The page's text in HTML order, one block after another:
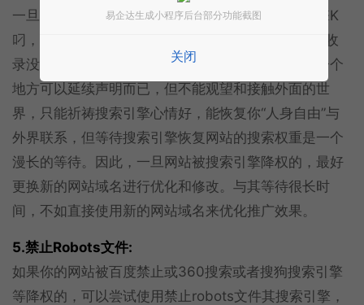
一旦搜索引擎降权网站，网站几乎相当于被搜索引擎K
叼，只是比K网站多一些收录而已，不幸的是，这些收
录没有排名，相当于被搜索引擎打入冷宫，让你有一个
地方可以延续声明而已，但不能观望和接触外面的世
界，只能祈祷搜索引擎心情好，能恢复你“人身自由”与
外界联系，但等待搜索引擎恢复网站的搜索权重是一个
漫长的等待。因此，一旦网站被搜索引擎降权的，最好
更换新的网站域名进行优化和修改。与其等待很长时
间，不如直接使用新的网站域名来优化推广效果。
5.禁止Robots文件:
如果你的网站被百度禁止或360搜索或者搜狗搜索引擎
等降权的，可以尝试使用禁止robots文件其搜索引擎，
易企达生成小程序后台部分功能截图
关闭